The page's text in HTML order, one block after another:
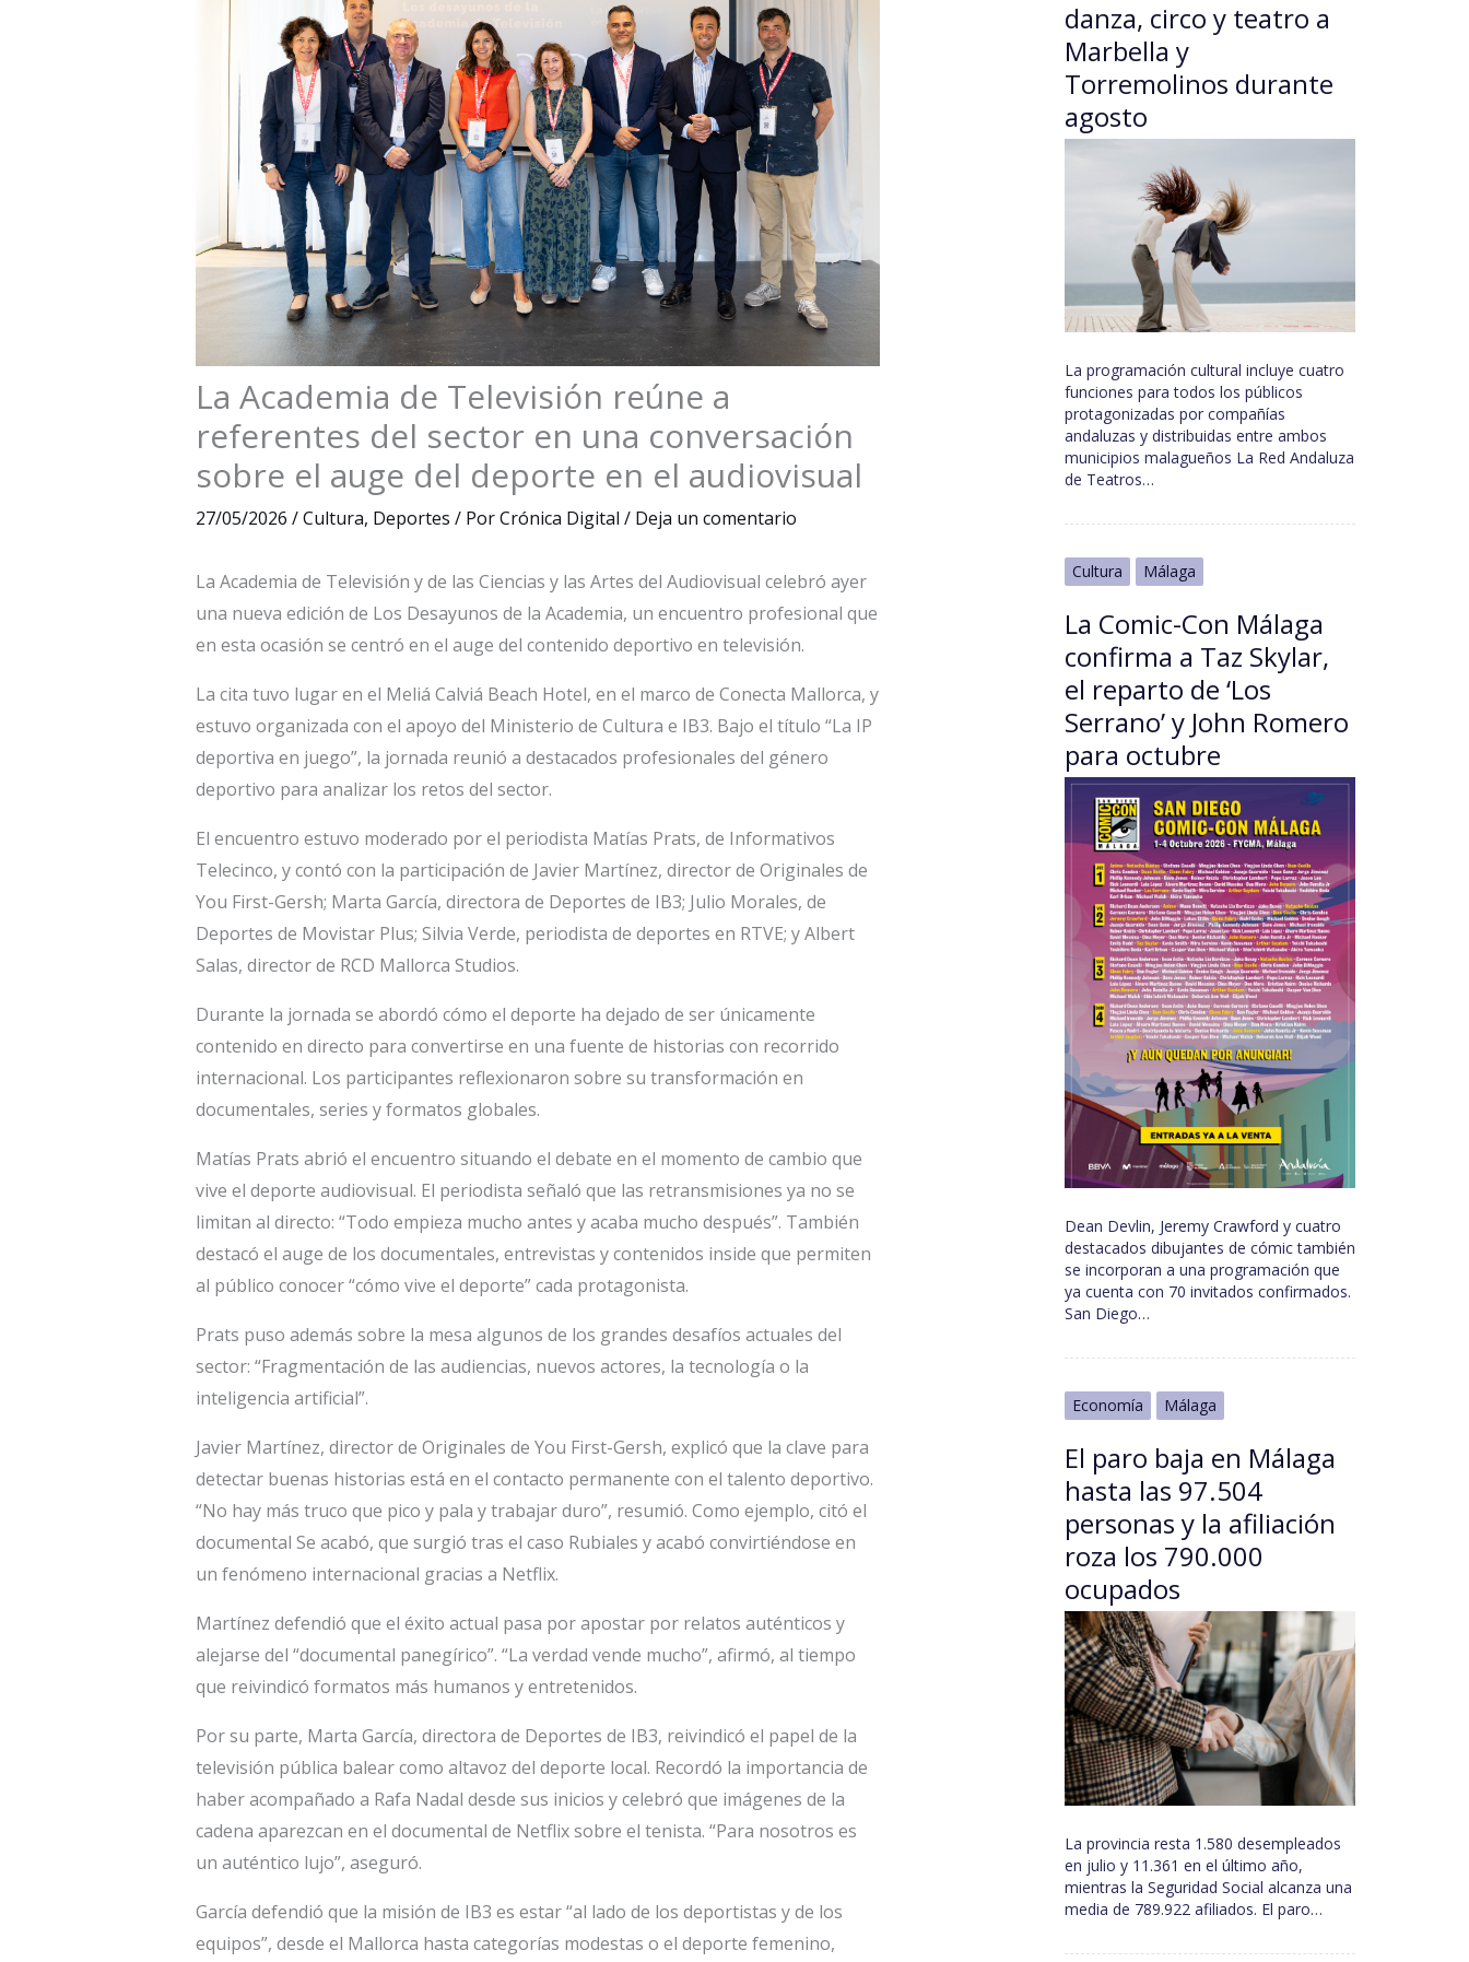
La Academia de Televisión reúne a
referentes del sector en una conversación
sobre el auge del deporte en el audiovisual
27/05/2026 /Cultura, Deportes / PorCrónica Digital / Deja un comentario
La Academia de Televisión y de las Ciencias y las Artes del Audiovisual celebró ayer
una nueva edición de Los Desayunos de la Academia, un encuentro profesional que
en esta ocasión se centró en el auge del contenido deportivo en televisión.
La cita tuvo lugar en el Meliá Calviá Beach Hotel, en el marco de Conecta Mallorca, y
estuvo organizada con el apoyo del Ministerio de Cultura e IB3. Bajo el título “La IP
deportiva en juego”, la jornada reunió a destacados profesionales del género
deportivo para analizar los retos del sector.
El encuentro estuvo moderado por el periodista Matías Prats, de Informativos
Telecinco, y contó con la participación de Javier Martínez, director de Originales de
You First-Gersh; Marta García, directora de Deportes de IB3; Julio Morales, de
Deportes de Movistar Plus; Silvia Verde, periodista de deportes en RTVE; y Albert
Salas, director de RCD Mallorca Studios.
Durante la jornada se abordó cómo el deporte ha dejado de ser únicamente
contenido en directo para convertirse en una fuente de historias con recorrido
internacional. Los participantes reflexionaron sobre su transformación en
documentales, series y formatos globales.
Matías Prats abrió el encuentro situando el debate en el momento de cambio que
vive el deporte audiovisual. El periodista señaló que las retransmisiones ya no se
limitan al directo: “Todo empieza mucho antes y acaba mucho después”. También
destacó el auge de los documentales, entrevistas y contenidos inside que permiten
al público conocer “cómo vive el deporte” cada protagonista.
Prats puso además sobre la mesa algunos de los grandes desafíos actuales del
sector: “Fragmentación de las audiencias, nuevos actores, la tecnología o la
inteligencia artificial”.
Javier Martínez, director de Originales de You First-Gersh, explicó que la clave para
detectar buenas historias está en el contacto permanente con el talento deportivo.
“No hay más truco que pico y pala y trabajar duro”, resumió. Como ejemplo, citó el
documental Se acabó, que surgió tras el caso Rubiales y acabó convirtiéndose en
un fenómeno internacional gracias a Netflix.
Martínez defendió que el éxito actual pasa por apostar por relatos auténticos y
alejarse del “documental panegírico”. “La verdad vende mucho”, afirmó, al tiempo
que reivindicó formatos más humanos y entretenidos.
Por su parte, Marta García, directora de Deportes de IB3, reivindicó el papel de la
televisión pública balear como altavoz del deporte local. Recordó la importancia de
haber acompañado a Rafa Nadal desde sus inicios y celebró que imágenes de la
cadena aparezcan en el documental de Netflix sobre el tenista. “Para nosotros es
un auténtico lujo”, aseguró.
García defendió que la misión de IB3 es estar “al lado de los deportistas y de los
equipos”, desde el Mallorca hasta categorías modestas o el deporte femenino,
danza, circo y teatro a
Marbella y
Torremolinos durante
agosto
La programación cultural incluye cuatro
funciones para todos los públicos
protagonizadas por compañías
andaluzas y distribuidas entre ambos
municipios malagueños La Red Andaluza
de Teatros…
Cultura Málaga
La Comic-Con Málaga
confirma a Taz Skylar,
el reparto de ‘Los
Serrano’ y John Romero
para octubre
Dean Devlin, Jeremy Crawford y cuatro
destacados dibujantes de cómic también
se incorporan a una programación que
ya cuenta con 70 invitados confirmados.
San Diego…
Economía Málaga
El paro baja en Málaga
hasta las 97.504
personas y la afiliación
roza los 790.000
ocupados
La provincia resta 1.580 desempleados
en julio y 11.361 en el último año,
mientras la Seguridad Social alcanza una
media de 789.922 afiliados. El paro…